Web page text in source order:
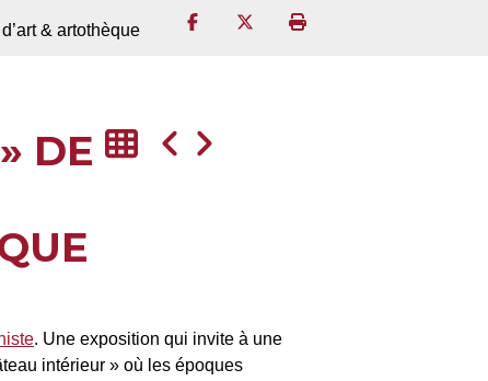
& artothèque Partager sur Facebook
Partager sur Twitter
Imprimer la page
DE
. Une exposition qui invite à une
intérieur » où les époques